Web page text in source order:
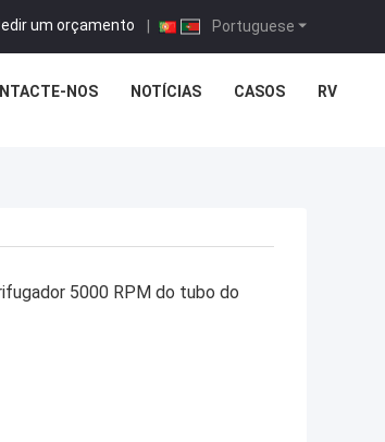
Portuguese
um orçamento |
NOS NOTÍCIAS CASOS RV
5000 RPM do tubo do